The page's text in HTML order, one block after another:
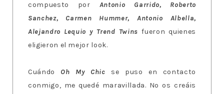
compuesto por Antonio Garrido, Roberto
Sanchez, Carmen Hummer, Antonio Albella,
Alejandro Lequio y Trend Twins fueron quienes
eligieron el mejor look.
Cuándo Oh My Chic se puso en contacto
conmigo, me quedé maravillada. No os creáis